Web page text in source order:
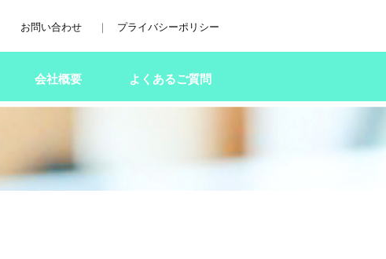
お問い合わせ ｜ プライバシーポリシー
会社概要 よくあるご質問